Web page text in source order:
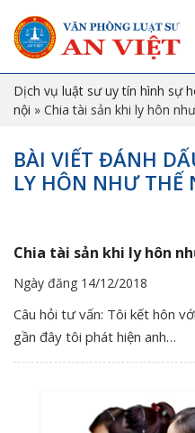
Dịch vụ luật sư uy tín hình sự
nội » Chia tài sản khi ly hôn
BÀI VIẾT ĐÁNH
LY HÔN NHƯ THẾ
Chia tài sản khi ly hôn
Ngày đăng 14/12/2018
Câu hỏi tư vấn: Tôi kết hôn
gần đây tôi phát hiện anh…